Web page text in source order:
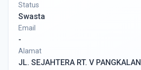
Status
Swasta
Email
-
Alamat
JL. SEJAHTERA RT. V PANGKALAN